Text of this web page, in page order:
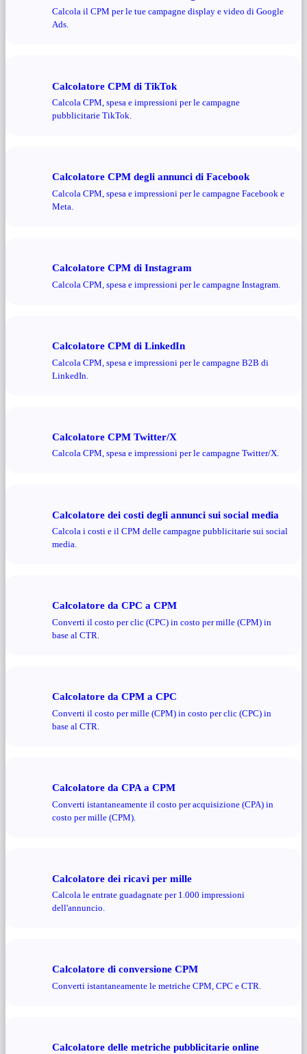
Calcola il CPM per le tue campagne display e video di Google
Ads.
Calcolatore CPM di TikTok
Calcola CPM, spesa e impressioni per le campagne
pubblicitarie TikTok.
Calcolatore CPM degli annunci di Facebook
Calcola CPM, spesa e impressioni per le campagne Facebook e
Meta.
Calcolatore CPM di Instagram
Calcola CPM, spesa e impressioni per le campagne Instagram.
Calcolatore CPM di LinkedIn
Calcola CPM, spesa e impressioni per le campagne B2B di
LinkedIn.
Calcolatore CPM Twitter/X
Calcola CPM, spesa e impressioni per le campagne Twitter/X.
Calcolatore dei costi degli annunci sui social media
Calcola i costi e il CPM delle campagne pubblicitarie sui social
media.
Calcolatore da CPC a CPM
Converti il ​​costo per clic (CPC) in costo per mille (CPM) in
base al CTR.
Calcolatore da CPM a CPC
Converti il ​​costo per mille (CPM) in costo per clic (CPC) in
base al CTR.
Calcolatore da CPA a CPM
Converti istantaneamente il costo per acquisizione (CPA) in
costo per mille (CPM).
Calcolatore dei ricavi per mille
Calcola le entrate guadagnate per 1.000 impressioni
dell'annuncio.
Calcolatore di conversione CPM
Converti istantaneamente le metriche CPM, CPC e CTR.
Calcolatore delle metriche pubblicitarie online